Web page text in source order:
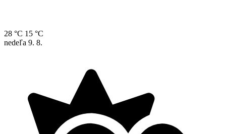
28 °C 15 °C
nedeľa 9. 8.